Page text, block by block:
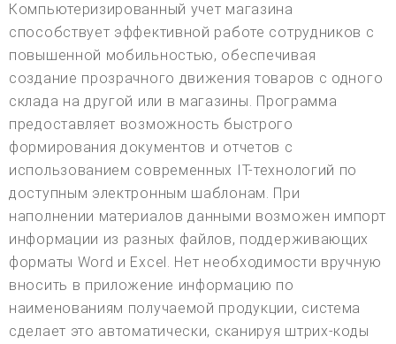
Компьютеризированный учет магазина
способствует эффективной работе сотрудников с
повышенной мобильностью, обеспечивая
создание прозрачного движения товаров с одного
склада на другой или в магазины. Программа
предоставляет возможность быстрого
формирования документов и отчетов с
использованием современных IT-технологий по
доступным электронным шаблонам. При
наполнении материалов данными возможен импорт
информации из разных файлов, поддерживающих
форматы Word и Excel. Нет необходимости вручную
вносить в приложение информацию по
наименованиям получаемой продукции, система
сделает это автоматически, сканируя штрих-коды